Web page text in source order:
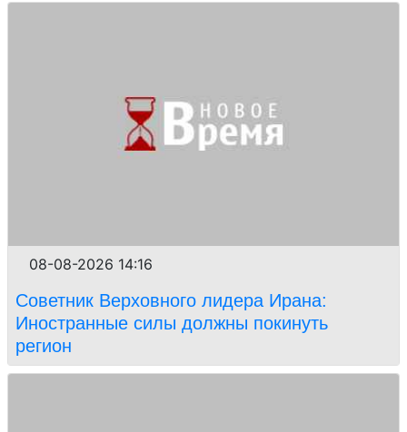
08-08-2026 14:16
Советник Верховного лидера Ирана:
Иностранные силы должны покинуть
регион